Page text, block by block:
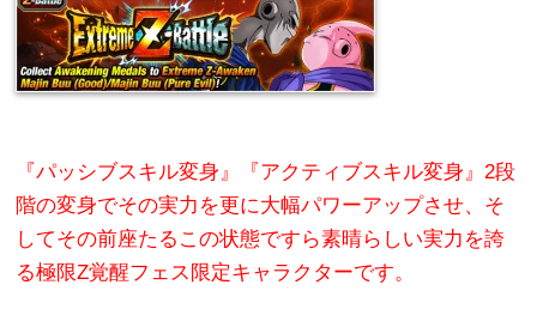
『パッシブスキル変身』『アクティブスキル変身』2段
階の変身でその実力を更に大幅パワーアップさせ、そ
してその前座たるこの状態ですら素晴らしい実力を誇
る極限Z覚醒フェス限定キャラクターです。